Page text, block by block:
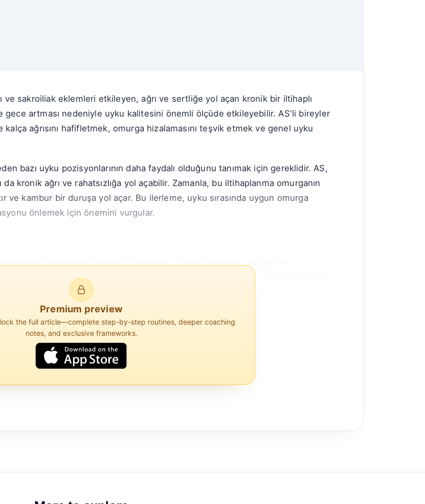
sakroiliak eklemleri etkileyen, ağrı ve sertliğe yol açan kronik bir iltihaplı
gece artması nedeniyle uyku kalitesini önemli ölçüde etkileyebilir. AS'li bireyler
ağrısını hafifletmek, omurga hizalamasını teşvik etmek ve genel uyku
bazı uyku pozisyonlarının daha faydalı olduğunu tanımak için gereklidir. AS,
kronik ağrı ve rahatsızlığa yol açabilir. Zamanla, bu iltihaplanma omurganın
ve kambur bir duruşa yol açar. Bu ilerleme, uyku sırasında uygun omurga
önlemek için önemini vurgular.
yönetmede önemli bir faktördür. Doğru hizalama, omurga ve
ağrı ve sertliği en aza indirir. Omurga hizalandığında, vücut boyunca ağırlığın
korur. Bu ...
Premium preview
the full article—complete step-by-step routines, deeper coaching
notes, and exclusive frameworks.